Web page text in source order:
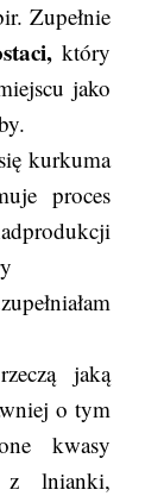
Zupełnie
który
jako
kurkuma
proces
jaką
o tym
kwasy
z lnianki,